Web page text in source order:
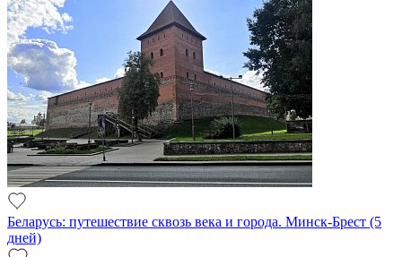
Беларусь: путешествие сквозь века и города. Минск-Брест (5
дней)